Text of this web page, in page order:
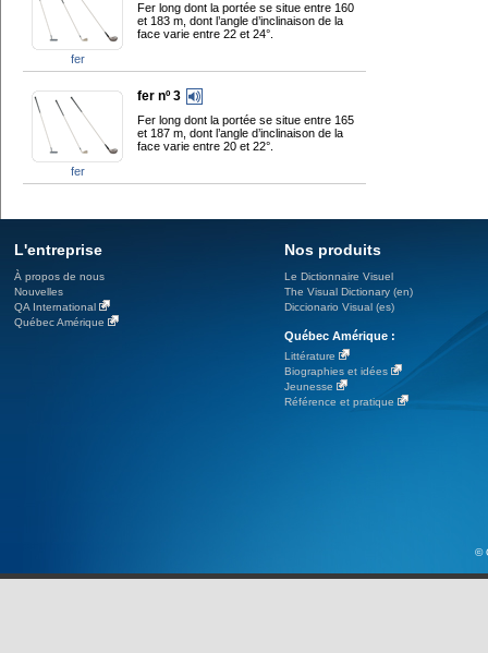
fer
Fer long dont la portée se situe entre 160
et 183 m, dont l’angle d’inclinaison de la
face varie entre 22 et 24°.
fer
fer nº 3
Fer long dont la portée se situe entre 165
et 187 m, dont l’angle d’inclinaison de la
face varie entre 20 et 22°.
L'entreprise
À propos de nous
Nouvelles
QA International
Québec Amérique
Nos produits
Le Dictionnaire Visuel
The Visual Dictionary (en)
Diccionario Visual (es)
Québec Amérique :
Littérature
Biographies et idées
Jeunesse
Référence et pratique
©